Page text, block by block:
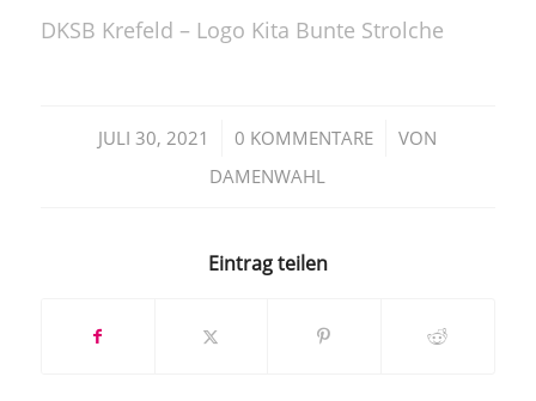
DKSB Krefeld – Logo Kita Bunte Strolche
JULI 30, 2021
/ 0 KOMMENTARE
/
VON
DAMENWAHL
Eintrag teilen